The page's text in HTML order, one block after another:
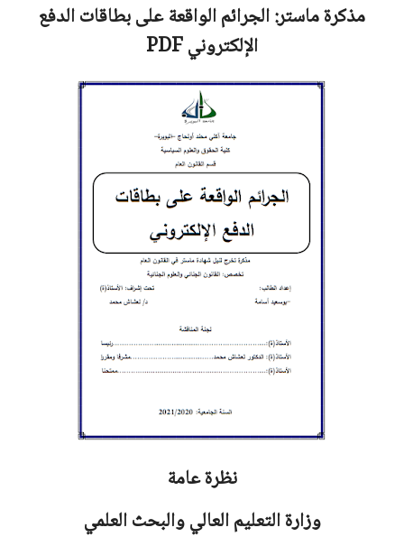
مذكرة ماستر:الجرائم الواقعة على بطاقات الدفع
الإلكترونيPDF
نظرة عامة
وزارة التعليم العالي والبحث العلمي